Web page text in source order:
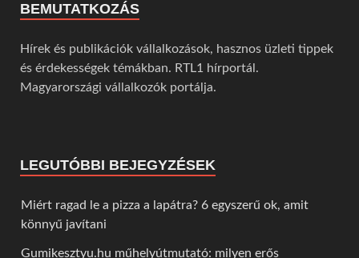
BEMUTATKOZÁS
Hírek és publikációk vállalkozások, hasznos üzleti tippek
és érdekességek témákban. RTL1 hírportál.
Magyarországi vállalkozók portálja.
LEGUTÓBBI BEJEGYZÉSEK
Miért ragad le a pizza a lapátra? 6 egyszerű ok, amit
könnyű javítani
Gumikesztyu.hu műhelyútmutató: milyen erős